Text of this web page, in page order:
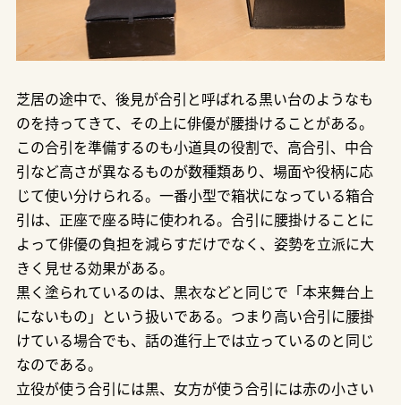
芝居の途中で、後見が合引と呼ばれる黒い台のようなも
のを持ってきて、その上に俳優が腰掛けることがある。
この合引を準備するのも小道具の役割で、高合引、中合
引など高さが異なるものが数種類あり、場面や役柄に応
じて使い分けられる。一番小型で箱状になっている箱合
引は、正座で座る時に使われる。合引に腰掛けることに
よって俳優の負担を減らすだけでなく、姿勢を立派に大
きく見せる効果がある。
黒く塗られているのは、黒衣などと同じで「本来舞台上
にないもの」という扱いである。つまり高い合引に腰掛
けている場合でも、話の進行上では立っているのと同じ
なのである。
立役が使う合引には黒、女方が使う合引には赤の小さい